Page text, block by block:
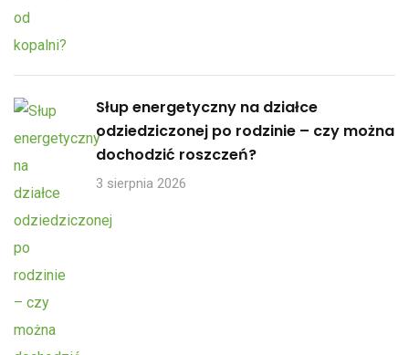
Słup energetyczny na działce
odziedziczonej po rodzinie – czy można
dochodzić roszczeń?
3 sierpnia 2026